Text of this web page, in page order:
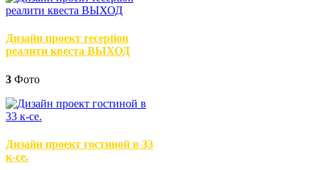
Дизайн проект reception
реалити квеста ВЫХОД
3 Фото
Дизайн проект гостиной в 33
к-се.